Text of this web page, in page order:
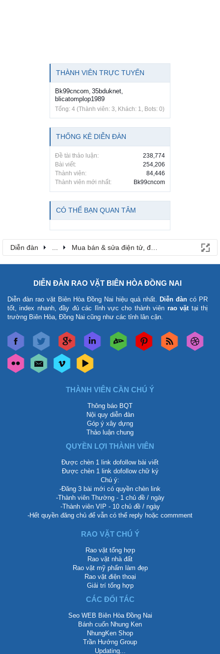
THÀNH VIÊN TRỰC TUYẾN
Bk99cncom 35bduknet
blicatomplop1989
Tổng: 4 (Thành viên: 3, Khách: 1, Bots: 0)
THỐNG KÊ DIỄN ĐÀN
Đề tài thảo luận:
238,774
Bài viết:
254,206
Thành viên:
84,446
Thành viên mới nhất:
Bk99cncom
CÓ THỂ BẠN QUAN TÂM
Diễn đàn Mua bán & sửa điện tử, điện lạnh
DIỄN ĐÀN RAO VẶT BIÊN HÒA ĐỒNG NAI
Diễn đàn rao vặt Biên Hòa Đồng Nai hiệu quả nhất. Diễn đàn có PR
tốt, index nhanh, đầy đủ các lĩnh vực cho thành viên rao vặt tại thị
trường Biên Hòa, Đồng Nai cũng như các tỉnh lân cận.
THÀNH VIÊN CẦN CHÚ Ý
Thông báo BQT
Nội quy diễn đàn
Góp ý xây dựng
Thảo luận chung
QUYỀN LỢI THÀNH VIÊN
Được chèn 1 link dofollow bài viết
Được chèn 1 link dofollow chữ ký
Chú ý:
-Đăng 3 bài mới có quyền chèn link
-Thành viên Thường - 1 chủ đề / ngày
-Thành viên VIP - 10 chủ đề / ngày
-Hết quyền đăng chủ để vẫn có thể reply hoặc commment
RAO VẶT CHÚ Ý
Rao vặt tổng hợp
Rao vặt nhà đất
Rao vặt mỹ phẩm làm đẹp
Rao vặt điện thoại
Giải trí tổng hợp
CÁC ĐỐI TÁC
Seo WEB Biên Hòa Đồng Nai
Bánh cuốn Nhung Ken
NhungKen Shop
Trần Hướng Group
Updating...